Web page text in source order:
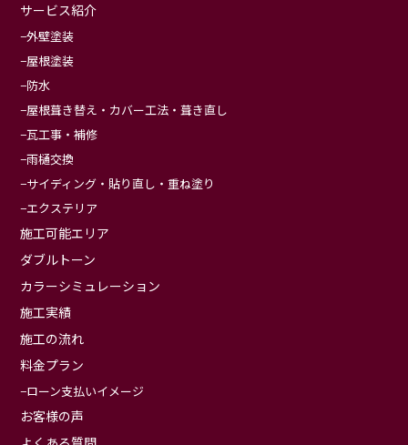
サービス紹介
外壁塗装
屋根塗装
防水
屋根葺き替え・カバー工法・葺き直し
瓦工事・補修
雨樋交換
サイディング・貼り直し・重ね塗り
エクステリア
施工可能エリア
ダブルトーン
カラーシミュレーション
施工実績
施工の流れ
料金プラン
ローン支払いイメージ
お客様の声